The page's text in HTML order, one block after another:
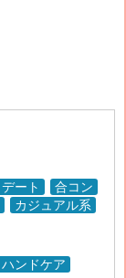
デート
合コン
カジュアル系
ハンドケア